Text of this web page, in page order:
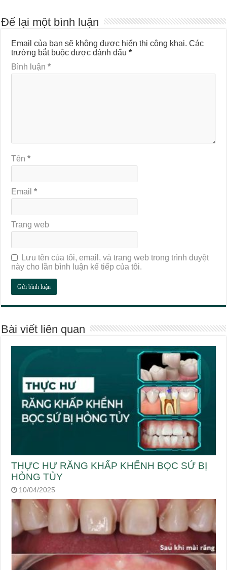
Để lại một bình luận
Email của bạn sẽ không được hiển thị công khai. Các
trường bắt buộc được đánh dấu*
Bình luận*
Tên*
Email*
Trang web
Lưu tên của tôi, email, và trang web trong trình duyệt
này cho lần bình luận kế tiếp của tôi.
Bài viết liên quan
THỰC HƯ RĂNG KHẤP KHỂNH BỌC SỨ BỊ
HỎNG TỦY
10/04/2025